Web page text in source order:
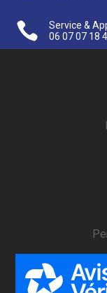

Service &
06 07 07 18